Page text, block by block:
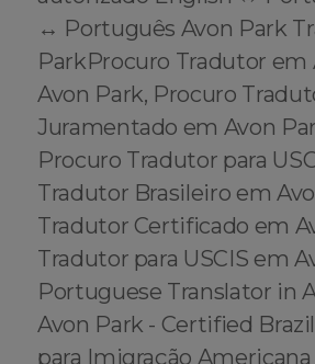
↔️ Português Avon Park
ParkProcuro Tradutor
Avon Park, Procuro
Juramentado em Avon
Procuro Tradutor para
Tradutor Brasileiro em
Tradutor Certificado em
Tradutor para USCIS em
Portuguese Translator in
Avon Park - Certified
para Imigração